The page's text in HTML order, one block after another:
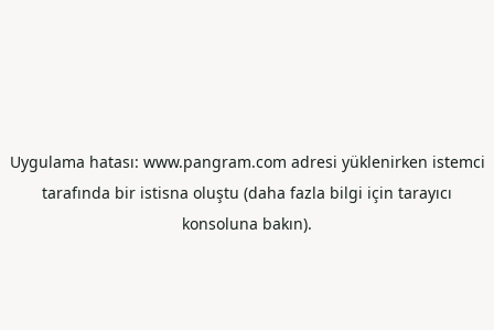
Uygulama hatası: www.pangram.com adresi yüklenirken istemci
tarafında bir istisna oluştu (daha fazla bilgi için tarayıcı
konsoluna bakın).